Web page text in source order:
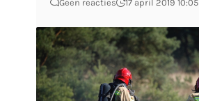
Geen reacties 17 april 2019 10:05